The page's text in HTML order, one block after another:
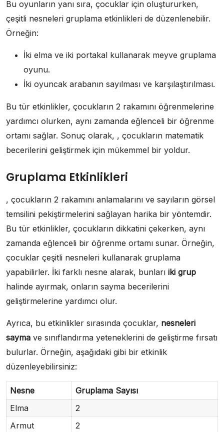
Bu oyunların yanı sıra, çocuklar için oluştururken,
çeşitli nesneleri gruplama etkinlikleri de düzenlenebilir.
Örneğin:
İki elma ve iki portakal kullanarak meyve gruplama
oyunu.
İki oyuncak arabanın sayılması ve karşılaştırılması.
Bu tür etkinlikler, çocukların 2 rakamını öğrenmelerine
yardımcı olurken, aynı zamanda eğlenceli bir öğrenme
ortamı sağlar. Sonuç olarak, , çocukların matematik
becerilerini geliştirmek için mükemmel bir yoldur.
Gruplama Etkinlikleri
, çocukların 2 rakamını anlamalarını ve sayıların görsel
temsilini pekiştirmelerini sağlayan harika bir yöntemdir.
Bu tür etkinlikler, çocukların dikkatini çekerken, aynı
zamanda eğlenceli bir öğrenme ortamı sunar. Örneğin,
çocuklar çeşitli nesneleri kullanarak gruplama
yapabilirler. İki farklı nesne alarak, bunları iki grup
halinde ayırmak, onların sayma becerilerini
geliştirmelerine yardımcı olur.
Ayrıca, bu etkinlikler sırasında çocuklar, nesneleri
sayma ve sınıflandırma yeteneklerini de geliştirme fırsatı
bulurlar. Örneğin, aşağıdaki gibi bir etkinlik
düzenleyebilirsiniz:
Nesne
Gruplama Sayısı
Elma
2
Armut
2